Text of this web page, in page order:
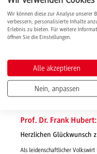
Prof. Dr. Frank
Herzlichen Glückwunsch
Als leidenschaftlicher
Wir können diese zur Analyse unserer
verbessern, personalisierte Inhalte
Erlebnis zu bieten. Für weitere
öffnen Sie die Einstellungen.
Alle akzeptieren
Nein, anpassen